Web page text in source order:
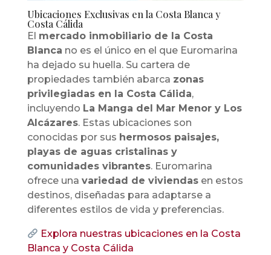
Ubicaciones Exclusivas en la Costa Blanca y
Costa Cálida
El mercado inmobiliario de la Costa
Blanca no es el único en el que Euromarina
ha dejado su huella. Su cartera de
propiedades también abarca zonas
privilegiadas en la Costa Cálida,
incluyendo La Manga del Mar Menor y Los
Alcázares. Estas ubicaciones son
conocidas por sus hermosos paisajes,
playas de aguas cristalinas y
comunidades vibrantes. Euromarina
ofrece una variedad de viviendasen estos
destinos, diseñadas para adaptarse a
diferentes estilos de vida y preferencias.
Explora nuestras ubicaciones en la Costa
Blanca y Costa Cálida